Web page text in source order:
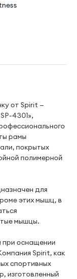
от Spirit —
4301»,
рамы
покрытых
полимерной
для
этих мышц, в
мышцы.
при оснащении
Spirit, как
спортивных
изготовленный